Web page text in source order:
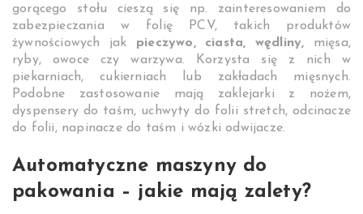
gorącego stołu cieszą się np. zainteresowaniem do
zabezpieczania w folię PCV, takich produktów
żywnościowych jak pieczywo, ciasta, wędliny, mięsa,
ryby, owoce czy warzywa. Korzysta się z nich w
piekarniach, cukierniach lub zakładach mięsnych.
Podobne zastosowanie mają zaklejarki z nożem,
dyspensery do taśm, uchwyty do folii stretch, odcinacze
do folii, napinacze do taśm i wózki odwijacze.
Automatyczne maszyny do
pakowania – jakie mają zalety?